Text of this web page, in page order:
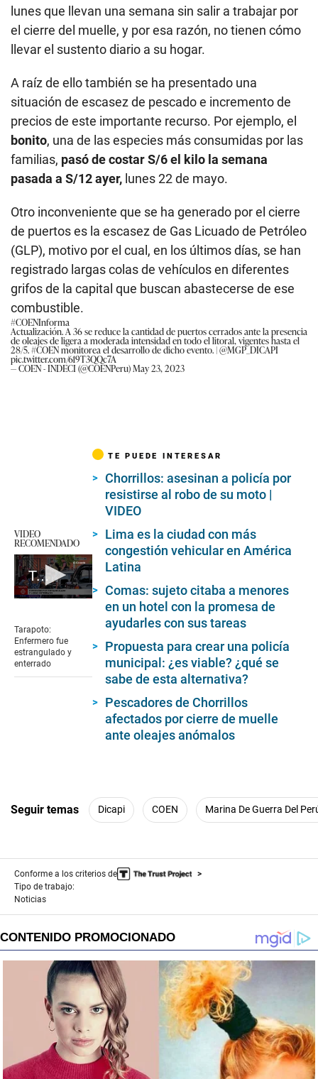
lunes que llevan una semana sin salir a trabajar por
el cierre del muelle, y por esa razón, no tienen cómo
llevar el sustento diario a su hogar.
A raíz de ello también se ha presentado una
situación de escasez de pescado e incremento de
precios de este importante recurso. Por ejemplo, el
bonito, una de las especies más consumidas por las
familias, pasó de costar S/6 el kilo la semana
pasada a S/12 ayer, lunes 22 de mayo.
Otro inconveniente que se ha generado por el cierre
de puertos es la escasez de Gas Licuado de Petróleo
(GLP), motivo por el cual, en los últimos días, se han
registrado largas colas de vehículos en diferentes
grifos de la capital que buscan abastecerse de ese
combustible.
#COENInforma
Actualización. A 36 se reduce la cantidad de puertos cerrados ante la presencia
de oleajes de ligera a moderada intensidad en todo el litoral, vigentes hasta el
28/5.#COENmonitorea el desarrollo de dicho evento. |@MGP_DICAPI
pic.twitter.com/619T3QQc7A
— COEN - INDECI (@COENPeru)May 23, 2023
VIDEO
RECOMENDADO
Tarapoto: Enfermero fue estrangulado y enterrado
of
1
minute,
49
Tarapoto:
Enfermero fue
estrangulado y
enterrado
TE PUEDE INTERESAR
Chorrillos: asesinan a policía por
resistirse al robo de su moto |
VIDEO
Lima es la ciudad con más
congestión vehicular en América
Latina
Comas: sujeto citaba a menores
en un hotel con la promesa de
ayudarles con sus tareas
Propuesta para crear una policía
municipal: ¿es viable? ¿qué se
sabe de esta alternativa?
Pescadores de Chorrillos
afectados por cierre de muelle
ante oleajes anómalos
Seguir temas Dicapi COEN Marina De Guerra Del
Conforme a los criterios de
Tipo de trabajo:
Noticias